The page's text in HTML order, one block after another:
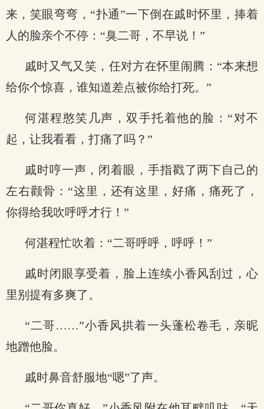
来，笑眼弯弯，“扑通”一下倒在戚时怀里，捧着
人的脸亲个不停：“臭二哥，不早说！”
戚时又气又笑，任对方在怀里闹腾：“本来想
给你个惊喜，谁知道差点被你给打死。”
何湛程憨笑几声，双手托着他的脸：“对不
起，让我看看，打痛了吗？”
戚时哼一声，闭着眼，手指戳了两下自己的
左右颧骨：“这里，还有这里，好痛，痛死了，
你得给我吹呼呼才行！”
何湛程忙吹着：“二哥呼呼，呼呼！”
戚时闭眼享受着，脸上连续小香风刮过，心
里别提有多爽了。
“二哥……”小香风拱着一头蓬松卷毛，亲昵
地蹭他脸。
戚时鼻音舒服地“嗯”了声。